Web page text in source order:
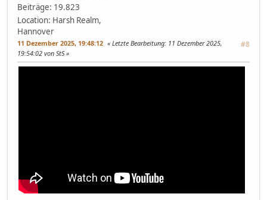
Beiträge: 19.823
Location: Harsh Realm,
Hannover
11 Dezember 2025, 19:48:12 #8
Letzte Bearbeitung: 11 Dezember 2025,
19:54:02 von StS